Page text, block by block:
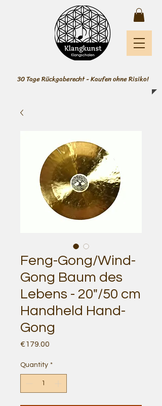
30 Tage Rückgaberecht - Kaufen ohne Risiko!
Feng-Gong/Wind-
Gong Baum des
Lebens - 20"/50 cm
Handheld Hand-
Gong
€179.00
Quantity *